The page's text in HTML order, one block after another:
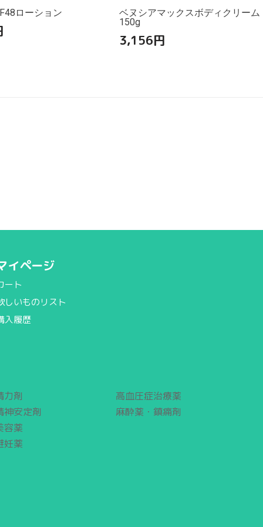
ローション
ベヌシアマックスボディクリーム
150g
3,156円
イページ
ート
しいものリスト
入履歴
力剤
神安定剤
容薬
妊薬
高血圧症治療薬
麻酔薬・鎮痛剤